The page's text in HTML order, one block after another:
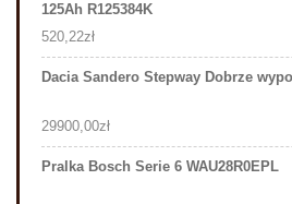
125Ah R125384K
520,22zł
Dacia Sandero Stepway Dobrze
29900,00zł
Pralka Bosch Serie 6 WAU28R0EPL